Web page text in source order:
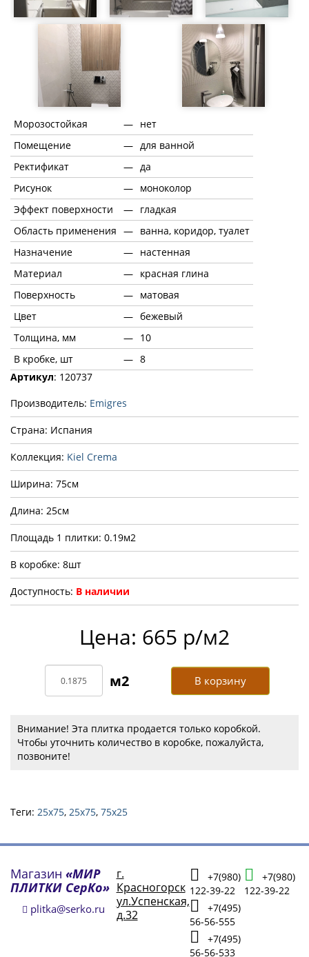
Морозостойкая — нет
Помещение
— для ванной
Ректификат
— да
Рисунок
— моноколор
Эффект поверхности
— гладкая
Область применения — ванна, коридор, туалет
Назначение
— настенная
Материал
— красная глина
Поверхность
— матовая
Цвет
— бежевый
Толщина, мм
— 10
В кробке, шт
— 8
Артикул: 120737
Производитель: Emigres
Страна: Испания
Коллекция: Kiel Crema
Ширина: 75см
Длина: 25см
Площадь 1 плитки: 0.19м2
В коробке: 8шт
Доступность: В наличии
Цена: 665 р/м2
В корзину
Внимание! Эта плитка продается только коробкой.
Чтобы уточнить количество в коробке, пожалуйста,
позвоните!
Теги: 25x75, 25х75, 75х25
Магазин «МИР
ПЛИТКИ СерКо»
plitka@serko.ru
г.
Красногорск
ул.Успенская,
д.32
+7(980)
122-39-22
+7(495)
56-56-555
+7(495)
56-56-533
+7(980)
122-39-22